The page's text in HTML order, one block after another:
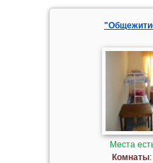
Места
Комнаты